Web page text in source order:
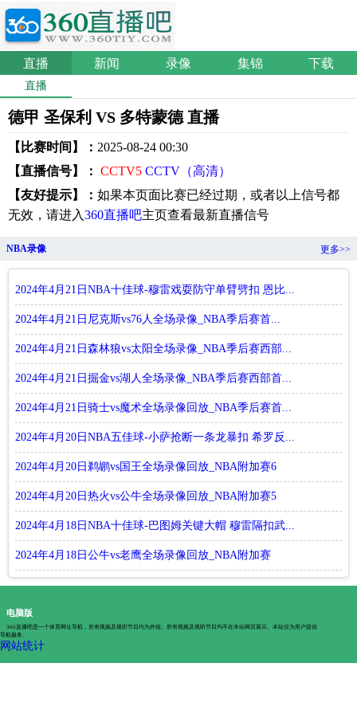
直播 新闻 录像 集锦 下载
直播
德甲 圣保利 VS 多特蒙德 直播
【比赛时间】： 2025-08-24 00:30
【直播信号】： CCTV5 CCTV（高清）
【友好提示】： 如果本页面比赛已经过期，或者以上信号都
无效，请进入360直播吧主页查看最新直播信号
NBA录像 更多>>
2024年4月21日NBA十佳球-穆雷戏耍防守单臂劈扣 恩比...
2024年4月21日尼克斯vs76人全场录像_NBA季后赛首...
2024年4月21日森林狼vs太阳全场录像_NBA季后赛西部...
2024年4月21日掘金vs湖人全场录像_NBA季后赛西部首...
2024年4月21日骑士vs魔术全场录像回放_NBA季后赛首...
2024年4月20日NBA五佳球-小萨抢断一条龙暴扣 希罗反...
2024年4月20日鹈鹕vs国王全场录像回放_NBA附加赛6
2024年4月20日热火vs公牛全场录像回放_NBA附加赛5
2024年4月18日NBA十佳球-巴图姆关键大帽 穆雷隔扣武...
2024年4月18日公牛vs老鹰全场录像回放_NBA附加赛
电脑版
360直播吧是一个体育网址导航，所有视频及视听节目均为外链。所有视频及视听节目均不在本站网页展示。本站仅为用户提供
导航服务。
网站统计